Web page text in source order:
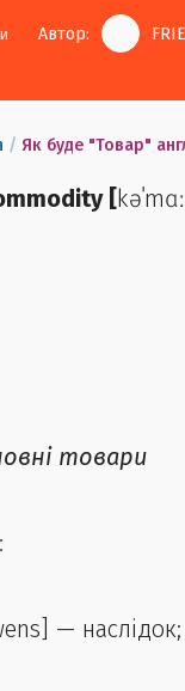
Автор:
/ Як буде "Товар"
[
товари
— наслідок;